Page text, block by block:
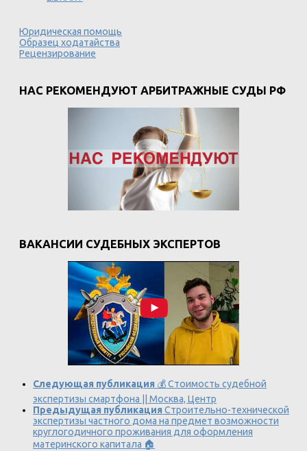
Юридическая помощь
Образец ходатайства
Рецензирование
НАС РЕКОМЕНДУЮТ АРБИТРАЖНЫЕ СУДЫ РФ
ВАКАНСИИ СУДЕБНЫХ ЭКСПЕРТОВ
Следующая публикация 💰 Стоимость судебной
экспертизы смартфона || Москва, Центр
Предыдущая публикация Строительно-технической
экспертизы частного дома на предмет возможности
круглогодичного проживания для оформления
материнского капитала 🏠